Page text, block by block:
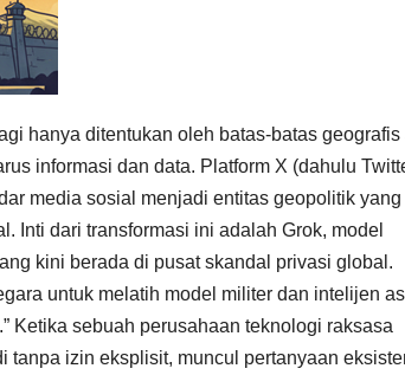
hanya ditentukan oleh batas-batas geografis
informasi dan data. Platform X (dahulu
media sosial menjadi entitas geopolitik yang
Inti dari transformasi ini adalah Grok, model
kini berada di pusat skandal privasi global.
untuk melatih model militer dan intelijen
Ketika sebuah perusahaan teknologi raksasa
tanpa izin eksplisit, muncul pertanyaan